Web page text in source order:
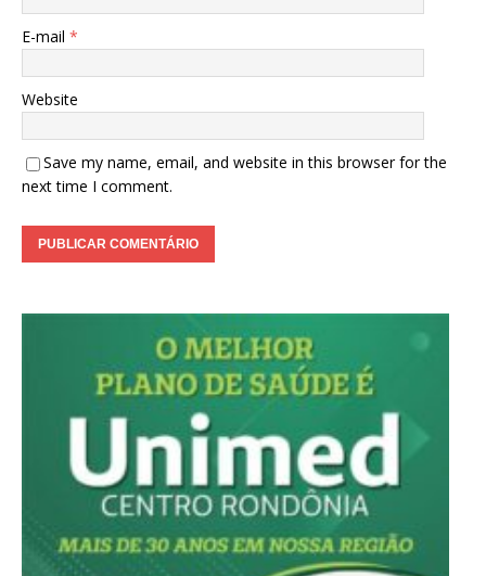
E-mail *
Website
Save my name, email, and website in this browser for the
next time I comment.